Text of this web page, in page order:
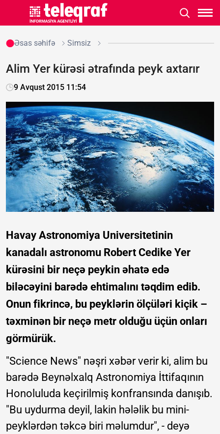
Əsas səhifə Simsiz
Alim Yer kürəsi ətrafında peyk axtarır
9 Avqust 2015 11:54
Havay Astronomiya Universitetinin
kanadalı astronomu Robert Cedike Yer
kürəsini bir neçə peykin əhatə edə
biləcəyini barədə ehtimalını təqdim edib.
Onun fikrincə, bu peyklərin ölçüləri kiçik –
təxminən bir neçə metr olduğu üçün onları
görmürük.
"Science News" nəşri xəbər verir ki, alim bu
barədə Beynəlxalq Astronomiya İttifaqının
Honoluluda keçirilmiş konfransında danışıb.
"Bu uydurma deyil, lakin hələlik bu mini-
peyklərdən təkcə biri məlumdur", - deyə